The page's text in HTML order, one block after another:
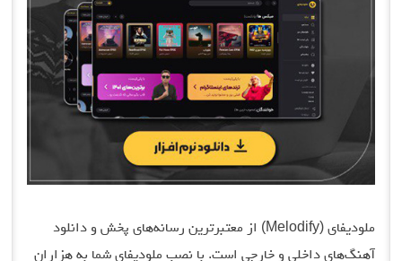
ملودیفای (Melodify) از معتبرترین رسانه‌های پخش و دانلود
آهنگ‌های داخلی و خارجی است. با نصب ملودیفای شما به هزاران